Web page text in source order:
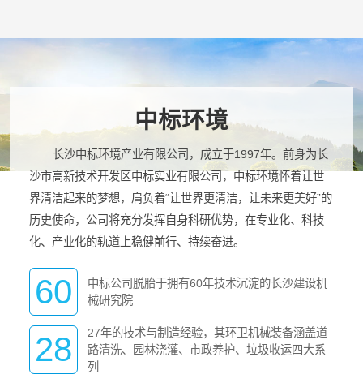
中标环境
长沙中标环境产业有限公司，成立于1997年。前身为长
沙市高新技术开发区中标实业有限公司，中标环境怀着让世
界清洁起来的梦想，肩负着“让世界更清洁，让未来更美好”的
历史使命，公司将充分发挥自身科研优势，在专业化、科技
化、产业化的轨道上稳健前行、持续奋进。
60
中标公司脱胎于拥有60年技术沉淀的长沙建设机
械研究院
28
27年的技术与制造经验，其环卫机械装备涵盖道
路清洗、园林浇灌、市政养护、垃圾收运四大系
列